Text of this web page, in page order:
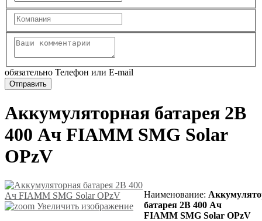
обязательно Телефон или E-mail
Аккумуляторная батарея 2В
400 Ач FIAMM SMG Solar
OPzV
Увеличить изображение
Наименование:
батарея 2В 400 Ач
FIAMM SMG Solar OPzV